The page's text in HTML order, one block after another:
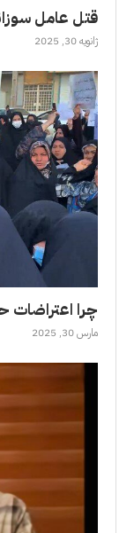
قتل عامل
ژانویه 30, 2025
چرا اعتراضات
مارس 30, 2025